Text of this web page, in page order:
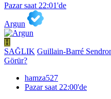
Pazar saat 22:01'de
Argun
H
SAĞLIK Guillain-Barré
Görür?
hamza527
Pazar saat 22:00'de